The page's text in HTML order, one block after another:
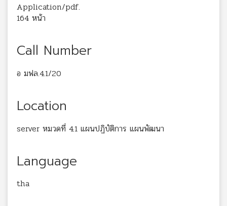
Application/pdf.
164 หน้า
Call Number
อ มฟล.4.1/20
Location
server หมวดที่ 4.1 แผนปฏิบัติการ แผนพัฒนา
Language
tha